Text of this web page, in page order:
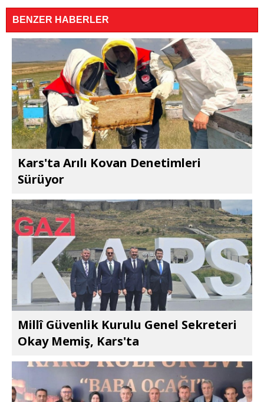
BENZER HABERLER
Kars'ta Arılı Kovan Denetimleri
Sürüyor
Millî Güvenlik Kurulu Genel Sekreteri
Okay Memiş, Kars'ta